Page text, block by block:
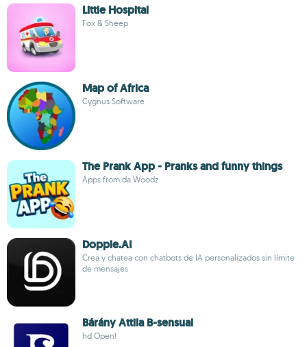
Little Hospital
Fox & Sheep
Map of Africa
Cygnus Software
The Prank App - Pranks and funny things
Apps from da Woodz
Dopple.AI
Crea y chatea con chatbots de IA personalizados sin límite
de mensajes
Bárány Attila B-sensual
hd Open!